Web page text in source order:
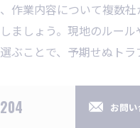
作業内容について複数社
ましょう。現地のルール
ぶことで、予期せぬト
許可申請書の記載ミスや
お問